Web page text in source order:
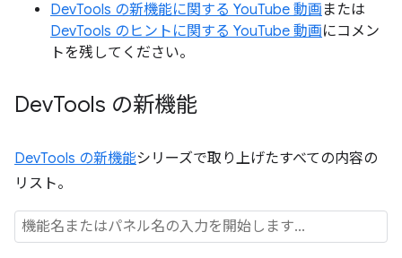
DevTools の新機能に関する YouTube 動画 または
DevTools のヒントに関する YouTube 動画にコメン
トを残してください。
DevTools の新機能
DevTools の新機能シリーズで取り上げたすべての内容の
リスト。